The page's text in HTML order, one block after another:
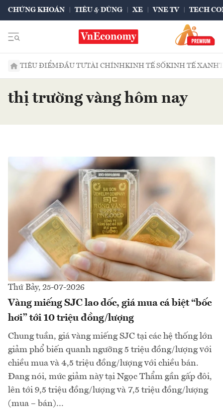
CHỨNG KHOÁN TIÊU & DÙNG XE VNE TV TECH
TIÊU ĐIỂMĐẦU TƯTÀI CHÍNHKINH TẾ SỐKINH TẾ XANH
thị trường vàng hôm nay
Thứ Bảy, 25-07-2026
Vàng miếng SJC lao dốc, giá mua cá biệt “bốc
hơi” tới 10 triệu đồng/lượng
Chung tuần, giá vàng miếng SJC tại các hệ thống lớn
giảm phổ biến quanh ngưỡng 5 triệu đồng/lượng với
chiều mua và 4,5 triệu đồng/lượng với chiều bán.
Đang nói, mức giảm này tại Ngọc Thẩm gần gấp đôi,
lên tới 9,5 triệu đồng/lượng và 7,5 triệu đồng/lượng
(mua – bán)…